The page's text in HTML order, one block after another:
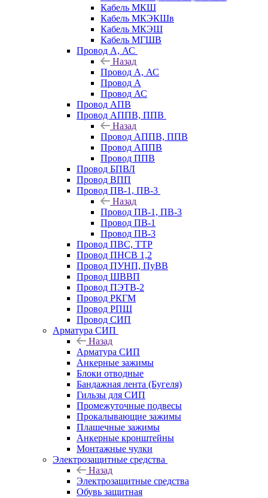
Кабель МКШ
Кабель МКЭКШв
Кабель МКЭШ
Кабель МГШВ
Провод А, АС
Назад
Провод А, АС
Провод А
Провод АС
Провод АПВ
Провод АППВ, ППВ
Назад
Провод АППВ, ППВ
Провод АППВ
Провод ППВ
Провод БПВЛ
Провод ВПП
Провод ПВ-1, ПВ-3
Назад
Провод ПВ-1, ПВ-3
Провод ПВ-1
Провод ПВ-3
Провод ПВС, ТТР
Провод ПНСВ 1,2
Провод ПУНП, ПуВВ
Провод ШВВП
Провод ПЭТВ-2
Провод РКГМ
Провод РПШ
Провод СИП
Арматура СИП
Назад
Арматура СИП
Анкерные зажимы
Блоки отводные
Бандажная лента (Бугеля)
Гильзы для СИП
Промежуточные подвесы
Прокалывающие зажимы
Плашечные зажимы
Анкерные кронштейны
Монтажные чулки
Электрозащитные средства
Назад
Электрозащитные средства
Обувь защитная